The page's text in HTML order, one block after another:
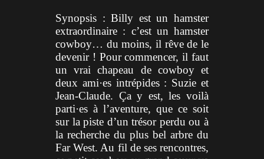
Synopsis :Billy est un hamster
extraordinaire : c’est un hamster
cowboy… du moins, il rêve de le
devenir ! Pour commencer, il faut
un vrai chapeau de cowboy et
deux ami·es intrépides : Suzie et
Jean-Claude. Ça y est, les voilà
parti·es à l’aventure, que ce soit
sur la piste d’un trésor perdu ou à
la recherche du plus bel arbre du
Far West. Au fil de ses rencontres,